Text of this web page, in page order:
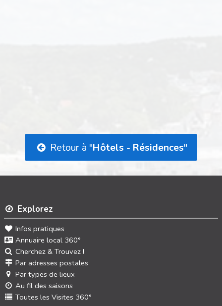
Retour à "Hôtels - Résidences"
Explorez
Infos pratiques
Annuaire local 360°
Cherchez & Trouvez !
Par adresses postales
Par types de lieux
Au fil des saisons
Toutes les Visites 360°